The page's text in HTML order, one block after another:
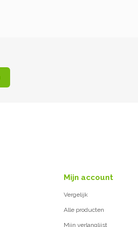
Mijn account
Vergelijk
Alle producten
Mijn verlanglijst